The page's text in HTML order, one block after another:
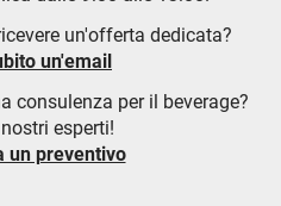
un'offerta dedicata?
un'email
consulenza per il beverage?
esperti!
un preventivo